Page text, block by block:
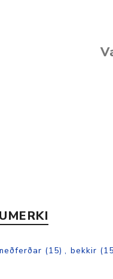
(15) , bekkir